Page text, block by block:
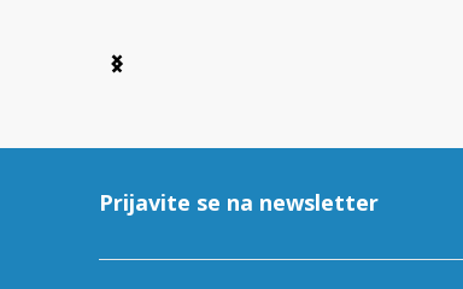
Item
Prijavite se na newsletter